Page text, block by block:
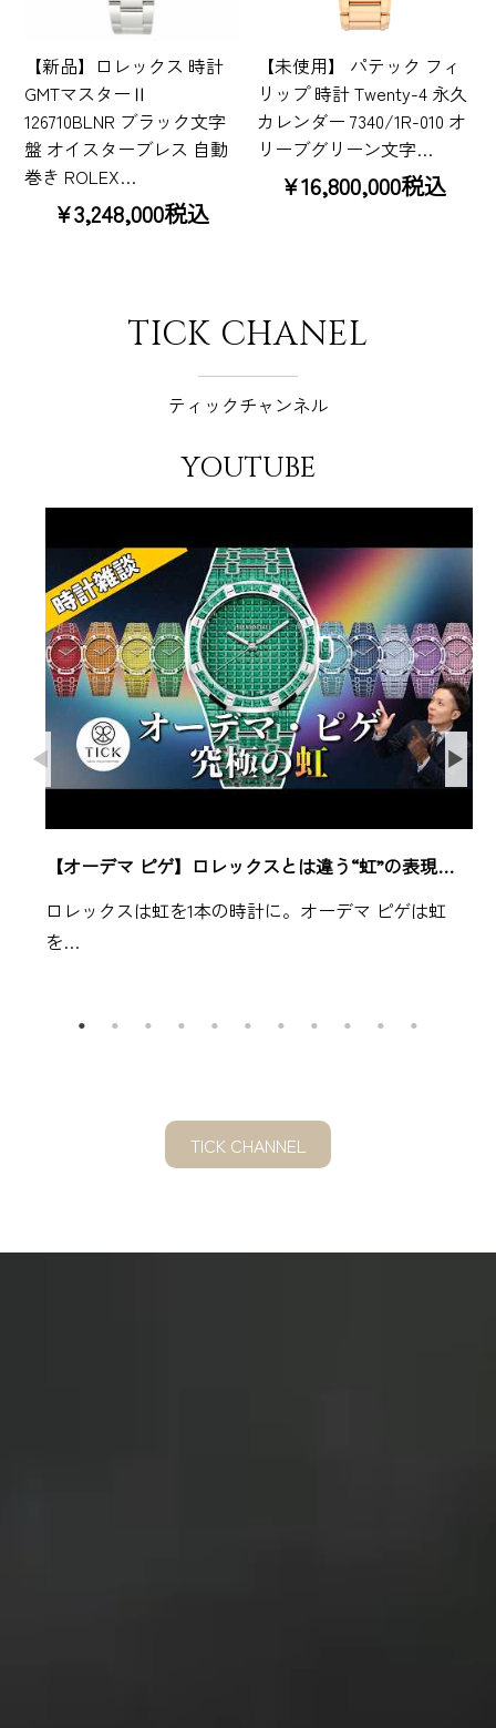
【新品】ロレックス 時計
GMTマスターⅡ
126710BLNR ブラック文字
盤 オイスターブレス 自動
巻き ROLEX…
¥3,248,000税込
【未使用】 パテック フィ
リップ 時計 Twenty-4 永久
カレンダー 7340/1R-010 オ
リーブグリーン文字…
¥16,800,000税込
TICK CHANEL
ティックチャンネル
YOUTUBE
【オーデマ ピゲ】ロレックスとは違う“虹”の表現…
ロレックスは虹を1本の時計に。オーデマ ピゲは虹
を…
TICK CHANNEL